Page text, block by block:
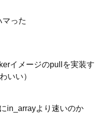
った
イメージのpullを実装す
いい）
in_arrayより速いのか